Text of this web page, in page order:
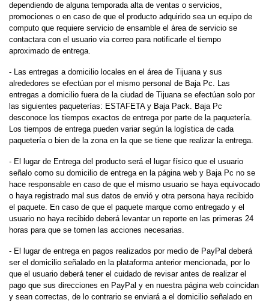
dependiendo de alguna temporada alta de ventas o servicios,
promociones o en caso de que el producto adquirido sea un equipo de
computo que requiere servicio de ensamble el área de servicio se
contactara con el usuario via correo para notificarle el tiempo
aproximado de entrega.
- Las entregas a domicilio locales en el área de Tijuana y sus
alrededores se efectúan por el mismo personal de Baja Pc. Las
entregas a domicilio fuera de la ciudad de Tijuana se efectúan solo por
las siguientes paqueterías: ESTAFETA y Baja Pack. Baja Pc
desconoce los tiempos exactos de entrega por parte de la paquetería.
Los tiempos de entrega pueden variar según la logística de cada
paquetería o bien de la zona en la que se tiene que realizar la entrega.
- El lugar de Entrega del producto será el lugar físico que el usuario
señalo como su domicilio de entrega en la página web y Baja Pc no se
hace responsable en caso de que el mismo usuario se haya equivocado
o haya registrado mal sus datos de envió y otra persona haya recibido
el paquete. En caso de que el paquete marque como entregado y el
usuario no haya recibido deberá levantar un reporte en las primeras 24
horas para que se tomen las acciones necesarias.
- El lugar de entrega en pagos realizados por medio de PayPal deberá
ser el domicilio señalado en la plataforma anterior mencionada, por lo
que el usuario deberá tener el cuidado de revisar antes de realizar el
pago que sus direcciones en PayPal y en nuestra página web coincidan
y sean correctas, de lo contrario se enviará a el domicilio señalado en